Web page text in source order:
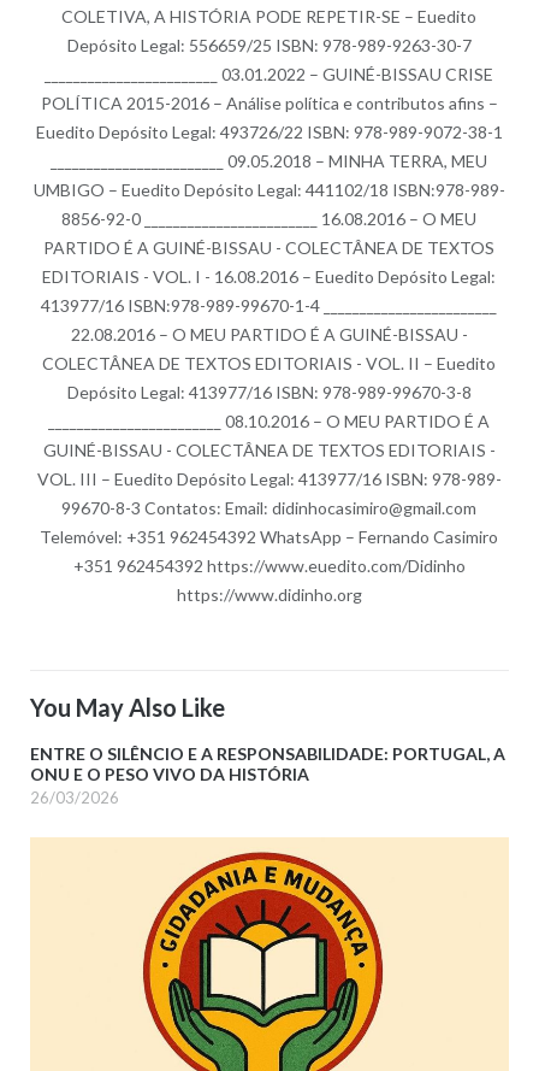
COLETIVA, A HISTÓRIA PODE REPETIR-SE – Euedito
Depósito Legal: 556659/25 ISBN: 978-989-9263-30-7
________________________ 03.01.2022 – GUINÉ-BISSAU CRISE
POLÍTICA 2015-2016 – Análise política e contributos afins –
Euedito Depósito Legal: 493726/22 ISBN: 978-989-9072-38-1
________________________ 09.05.2018 – MINHA TERRA, MEU
UMBIGO – Euedito Depósito Legal: 441102/18 ISBN:978-989-
8856-92-0 ________________________ 16.08.2016 – O MEU
PARTIDO É A GUINÉ-BISSAU - COLECTÂNEA DE TEXTOS
EDITORIAIS - VOL. I - 16.08.2016 – Euedito Depósito Legal:
413977/16 ISBN:978-989-99670-1-4 ________________________
22.08.2016 – O MEU PARTIDO É A GUINÉ-BISSAU -
COLECTÂNEA DE TEXTOS EDITORIAIS - VOL. II – Euedito
Depósito Legal: 413977/16 ISBN: 978-989-99670-3-8
________________________ 08.10.2016 – O MEU PARTIDO É A
GUINÉ-BISSAU - COLECTÂNEA DE TEXTOS EDITORIAIS -
VOL. III – Euedito Depósito Legal: 413977/16 ISBN: 978-989-
99670-8-3 Contatos: Email: didinhocasimiro@gmail.com
Telemóvel: +351 962454392 WhatsApp – Fernando Casimiro
+351 962454392 https://www.euedito.com/Didinho
https://www.didinho.org
You May Also Like
ENTRE O SILÊNCIO E A RESPONSABILIDADE: PORTUGAL, A
ONU E O PESO VIVO DA HISTÓRIA
26/03/2026